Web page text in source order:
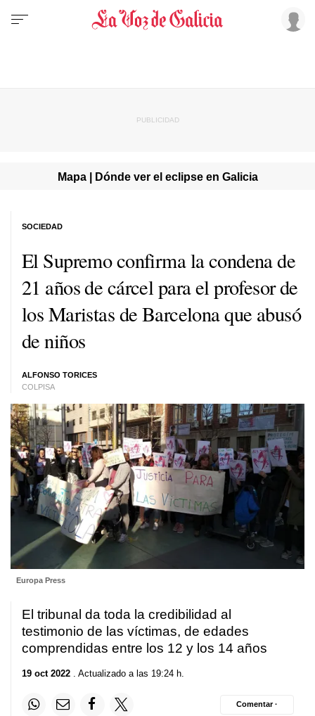
Mapa | Dónde ver el eclipse en Galicia
El Supremo confirma la condena de
21 años de cárcel para el profesor de
los Maristas de Barcelona que abusó
de niños
ALFONSO TORICES
COLPISA
SOCIEDAD
Europa Press
El tribunal da toda la credibilidad al
testimonio de las víctimas, de edades
comprendidas entre los 12 y los 14 años
19 oct 2022 . Actualizado a las 19:24 h.
Comentar ·